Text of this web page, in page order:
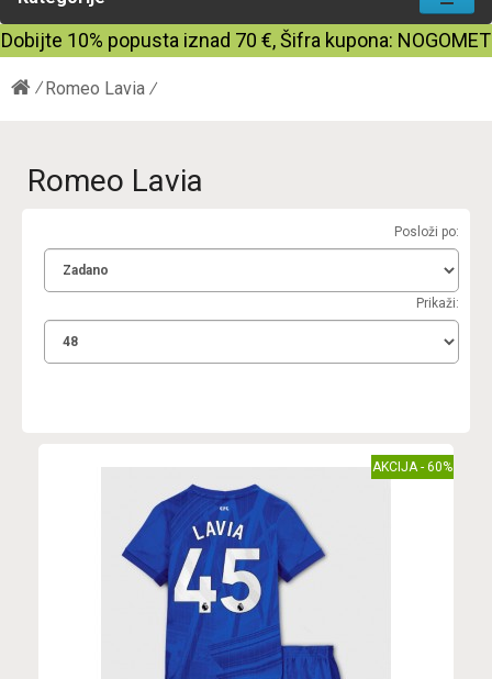
Dobijte 10% popusta iznad 70 €, Šifra kupona: NOGOMET
Romeo Lavia
Romeo Lavia
Posloži po:
Prikaži:
AKCIJA - 60%